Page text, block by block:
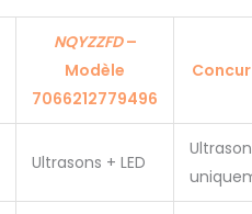
NQYZZFD–
Modèle
7066212779496
Ultrasons + LED